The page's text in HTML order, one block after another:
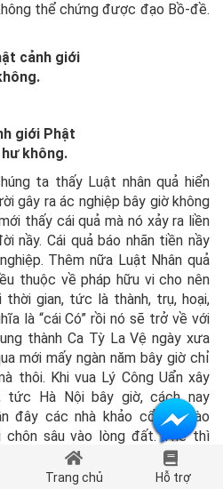
thể chứng được đạo Bồ-đề.
cảnh giới
giới Phật
không.
ta thấy Luật nhân quả hiển
gây ra ác nghiệp bây giờ không
thấy cái quả mà nó xảy ra liền
nầy. Cái quả báo nhãn tiền nầy
Thêm nữa Luật Nhân quả
thuộc về pháp hữu vi cho nên
gian, tức là thành, trụ, hoại,
là “cái Có” rồi nó sẽ trở về với
thành Ca Tỳ La Vệ ngày xưa
mới mấy ngàn năm bây giờ chỉ
thôi. Khi vua Lý Công Uẩn xây
tức Hà Nội bây giờ, cách nay
đây các nhà khảo cổ đã đào
sâu vào lòng đất. Thế thì
lên được tánh vô thường của
nầy không có gì là vĩnh viễn
Trang chủ Hỗ trợ